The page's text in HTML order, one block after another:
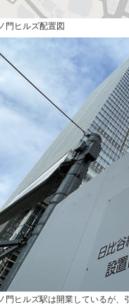
門ヒルズ配置図
門ヒルズ駅は開業しているが、